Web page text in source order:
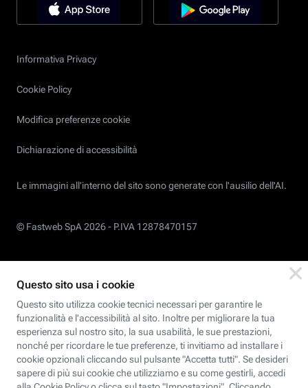
Informativa Privacy
Cookie Policy
Modifica preferenze cookie
Dichiarazione di accessibilità
Le immagini all’interno del sito sono generate con l'ausilio dell'AI.
© Fastweb SpA 2026 - P.IVA 12878470157